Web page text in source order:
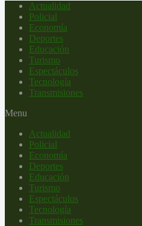
Actualidad
Policial
Economía
Deportes
Educación
Turismo
Espectáculos
Tecnología
Transmisiones
Menu
Actualidad
Policial
Economía
Deportes
Educación
Turismo
Espectáculos
Tecnología
Transmisiones